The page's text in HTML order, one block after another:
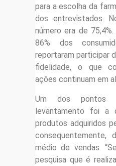
para a escolha da
dos entrevistados.
número era de
86% dos
reportaram participar
fidelidade, o que
ações continuam em
Um dos pontos
levantamento foi a
produtos adquiridos
consequentemente,
médio de vendas.
pesquisa que é